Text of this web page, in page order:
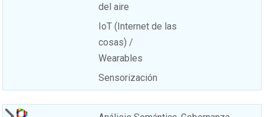
del aire
IoT (Internet de las
cosas) /
Wearables
Sensorización